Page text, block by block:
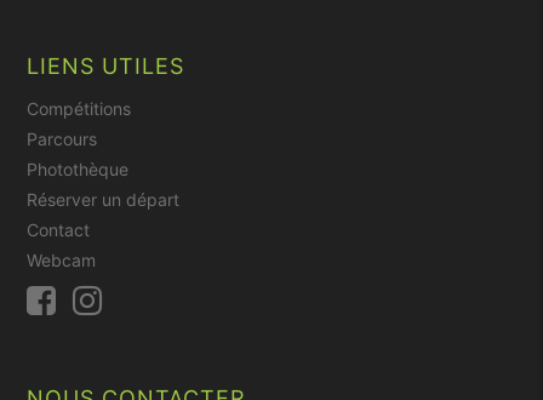
LIENS UTILES
Compétitions
Parcours
Photothèque
Réserver un départ
Contact
Webcam